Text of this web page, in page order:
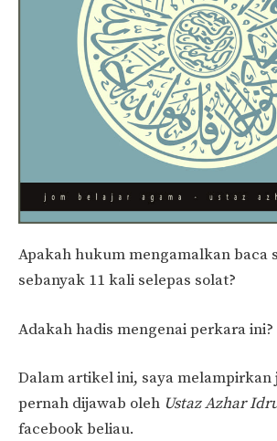
Apakah hukum mengamalkan baca
sebanyak 11 kali selepas solat?
Adakah hadis mengenai perkara ini?
Dalam artikel ini, saya melampirkan
pernah dijawab oleh Ustaz Azhar
facebook beliau.